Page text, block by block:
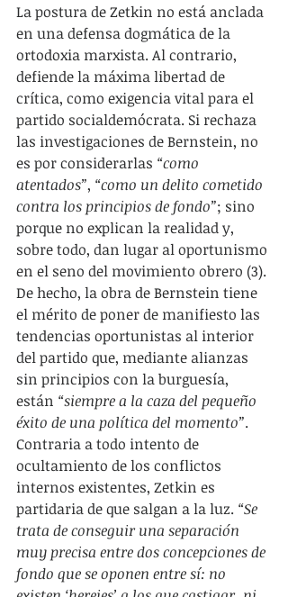
La postura de Zetkin no está anclada
en una defensa dogmática de la
ortodoxia marxista. Al contrario,
defiende la máxima libertad de
crítica, como exigencia vital para el
partido socialdemócrata. Si rechaza
las investigaciones de Bernstein, no
es por considerarlas “como
atentados”, “como un delito cometido
contra los principios de fondo”; sino
porque no explican la realidad y,
sobre todo, dan lugar al oportunismo
en el seno del movimiento obrero (3).
De hecho, la obra de Bernstein tiene
el mérito de poner de manifiesto las
tendencias oportunistas al interior
del partido que, mediante alianzas
sin principios con la burguesía,
están “siempre a la caza del pequeño
éxito de una política del momento”.
Contraria a todo intento de
ocultamiento de los conflictos
internos existentes, Zetkin es
partidaria de que salgan a la luz. “Se
trata de conseguir una separación
muy precisa entre dos concepciones de
fondo que se oponen entre sí: no